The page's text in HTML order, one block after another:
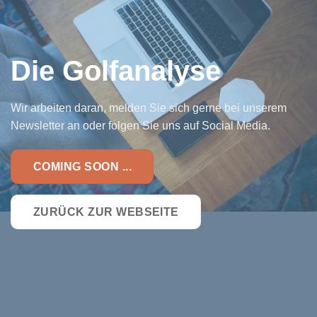
Die Golfanalyse
Wir arbeiten daran, melden Sie sich gerne bei unserem
Newsletter an oder folgen Sie uns auf Social Media.
COMING SOON ...
ZURÜCK ZUR WEBSEITE